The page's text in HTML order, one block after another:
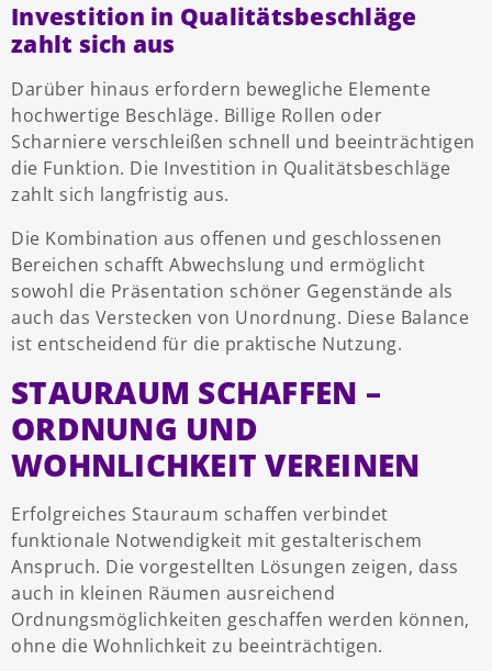
Investition in Qualitätsbeschläge
zahlt sich aus
Darüber hinaus erfordern bewegliche Elemente
hochwertige Beschläge. Billige Rollen oder
Scharniere verschleißen schnell und beeinträchtigen
die Funktion. Die Investition in Qualitätsbeschläge
zahlt sich langfristig aus.
Die Kombination aus offenen und geschlossenen
Bereichen schafft Abwechslung und ermöglicht
sowohl die Präsentation schöner Gegenstände als
auch das Verstecken von Unordnung. Diese Balance
ist entscheidend für die praktische Nutzung.
STAURAUM SCHAFFEN –
ORDNUNG UND
WOHNLICHKEIT VEREINEN
Erfolgreiches Stauraum schaffen verbindet
funktionale Notwendigkeit mit gestalterischem
Anspruch. Die vorgestellten Lösungen zeigen, dass
auch in kleinen Räumen ausreichend
Ordnungsmöglichkeiten geschaffen werden können,
ohne die Wohnlichkeit zu beeinträchtigen.